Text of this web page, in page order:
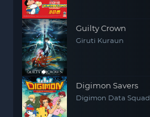
Guilty Crown
Giruti Kuraun
Digimon Savers
Digimon Data Squad